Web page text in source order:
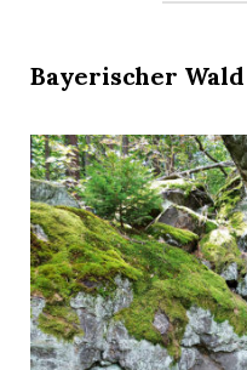
Bayerischer Wald